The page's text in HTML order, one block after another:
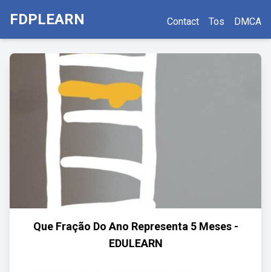
FDPLEARN Contact Tos DMCA
Que Fração Do Ano Representa 5 Meses -
EDULEARN